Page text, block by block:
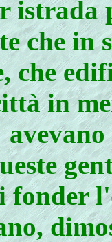
istrada
che in
che
in
fonder